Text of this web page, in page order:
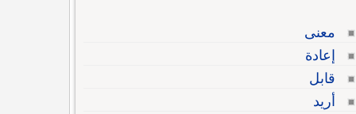
معنى
إعادة
قابل
أريد